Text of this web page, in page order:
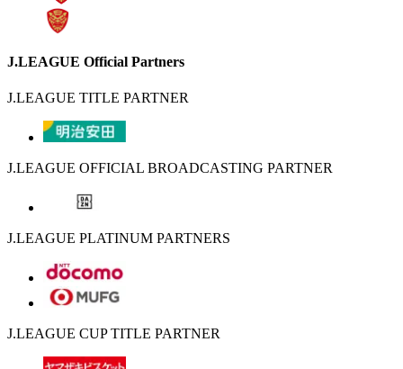
J.LEAGUE Official Partners
J.LEAGUE TITLE PARTNER
J.LEAGUE OFFICIAL BROADCASTING PARTNER
J.LEAGUE PLATINUM PARTNERS
J.LEAGUE CUP TITLE PARTNER